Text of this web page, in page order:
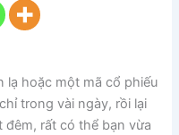
lạ hoặc một mã cổ phiếu
trong vài ngày, rồi lại
rất có thể bạn vừa